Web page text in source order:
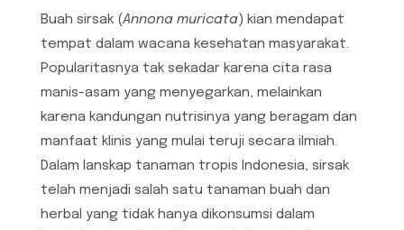
Buah sirsak (Annona muricata) kian mendapat
tempat dalam wacana kesehatan masyarakat.
Popularitasnya tak sekadar karena cita rasa
manis-asam yang menyegarkan, melainkan
karena kandungan nutrisinya yang beragam dan
manfaat klinis yang mulai teruji secara ilmiah.
Dalam lanskap tanaman tropis Indonesia, sirsak
telah menjadi salah satu tanaman buah dan
herbal yang tidak hanya dikonsumsi dalam